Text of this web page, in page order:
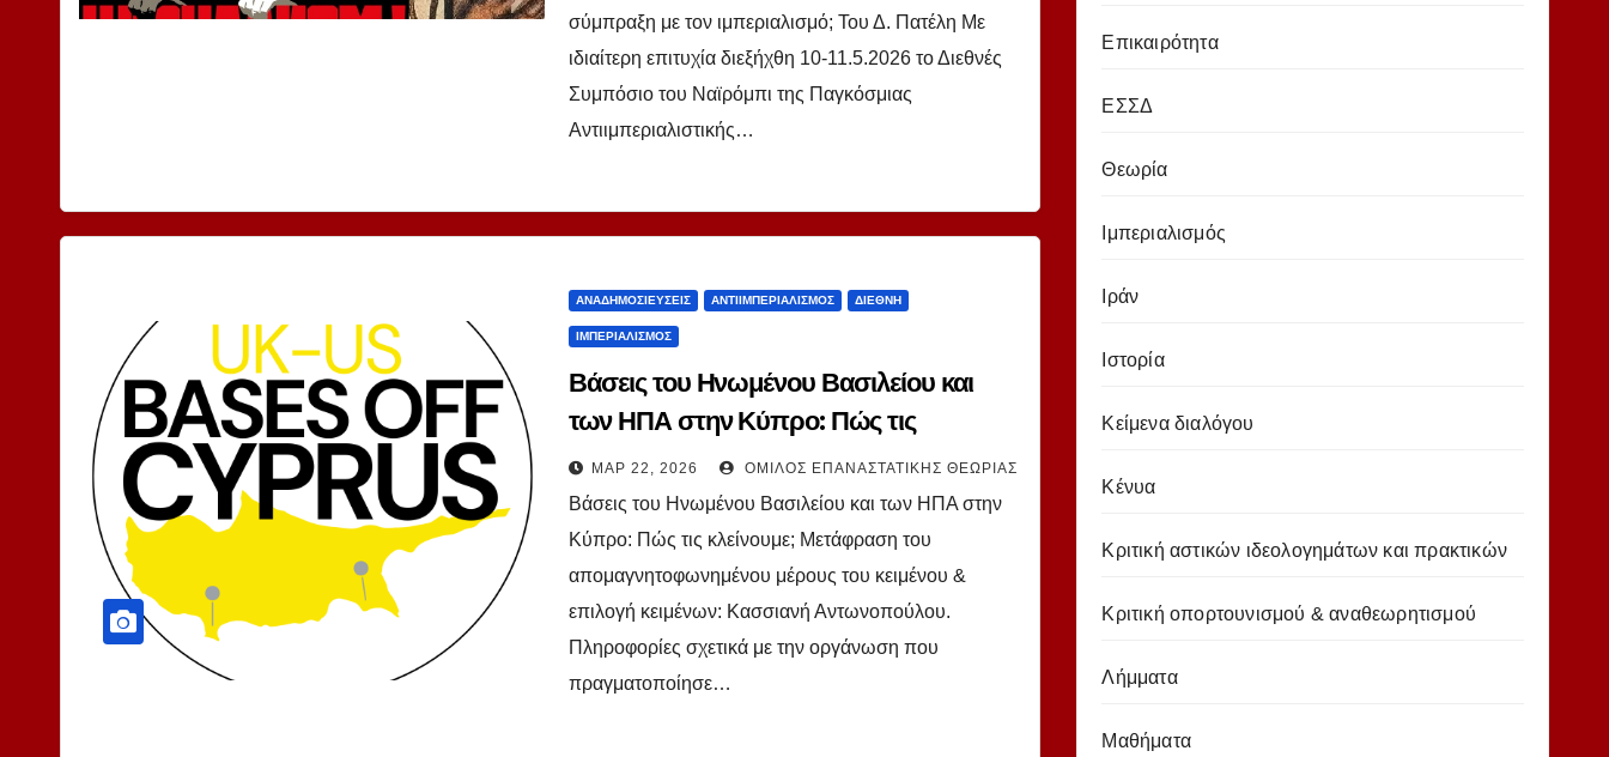
σύμπραξη με τον ιμπεριαλισμό; Του Δ. Πατέλη Με
ιδιαίτερη επιτυχία διεξήχθη 10-11.5.2026 το Διεθνές
Συμπόσιο του Ναϊρόμπι της Παγκόσμιας
Αντιιμπεριαλιστικής…
ΑΝΑΔΗΜΟΣΙΕΎΣΕΙΣ ΑΝΤΙΙΜΠΕΡΙΑΛΙΣΜΌΣ ΔΙΕΘΝΉ
ΙΜΠΕΡΙΑΛΙΣΜΌΣ
Βάσεις του Ηνωμένου Βασιλείου και
των ΗΠΑ στην Κύπρο: Πώς τις
κλείνουμε;
ΜΑΡ 22, 2026 ΌΜΙΛΟΣ ΕΠΑΝΑΣΤΑΤΙΚΉΣ ΘΕΩΡΊΑΣ
Βάσεις του Ηνωμένου Βασιλείου και των ΗΠΑ στην
Κύπρο: Πώς τις κλείνουμε; Μετάφραση του
απομαγνητοφωνημένου μέρους του κειμένου &
επιλογή κειμένων: Κασσιανή Αντωνοπούλου.
Πληροφορίες σχετικά με την οργάνωση που
πραγματοποίησε…
Επικαιρότητα
ΕΣΣΔ
Θεωρία
Ιμπεριαλισμός
Ιράν
Ιστορία
Κείμενα διαλόγου
Κένυα
Κριτική αστικών ιδεολογημάτων και πρακτικών
Κριτική οπορτουνισμού & αναθεωρητισμού
Λήμματα
Μαθήματα